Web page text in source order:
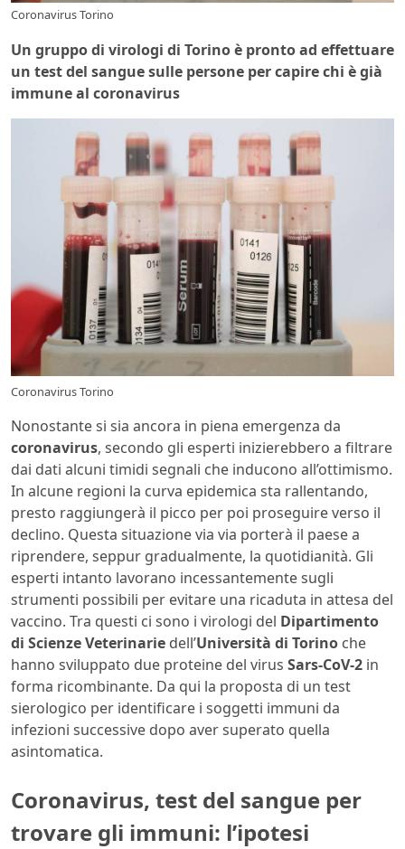
Coronavirus Torino
Un gruppo di virologi di Torino è pronto ad effettuare
un test del sangue sulle persone per capire chi è già
immune al coronavirus
Coronavirus Torino
Nonostante si sia ancora in piena emergenza da
coronavirus, secondo gli esperti inizierebbero a filtrare
dai dati alcuni timidi segnali che inducono all’ottimismo.
In alcune regioni la curva epidemica sta rallentando,
presto raggiungerà il picco per poi proseguire verso il
declino. Questa situazione via via porterà il paese a
riprendere, seppur gradualmente, la quotidianità. Gli
esperti intanto lavorano incessantemente sugli
strumenti possibili per evitare una ricaduta in attesa del
vaccino. Tra questi ci sono i virologi del Dipartimento
di Scienze Veterinarie dell’Università di Torino che
hanno sviluppato due proteine del virus Sars-CoV-2 in
forma ricombinante. Da qui la proposta di un test
sierologico per identificare i soggetti immuni da
infezioni successive dopo aver superato quella
asintomatica.
Coronavirus, test del sangue per
trovare gli immuni: l’ipotesi